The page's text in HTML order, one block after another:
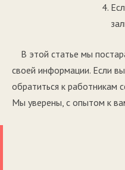
В этой статье мы
своей информации. Если
обратиться к работникам
Мы уверены, с опытом к